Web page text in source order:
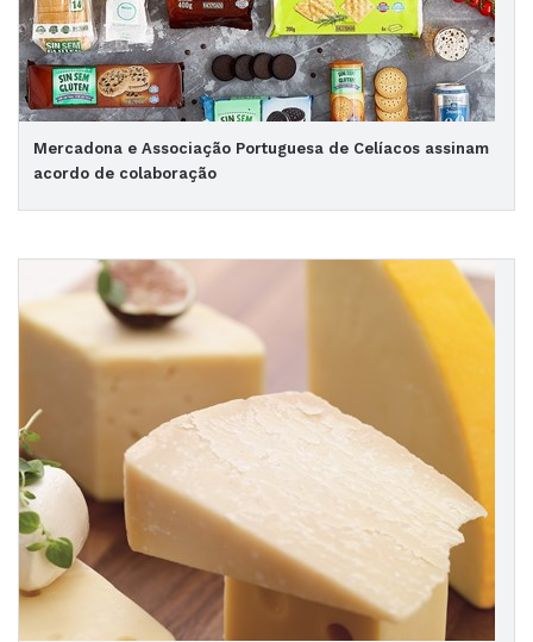
Mercadona e Associação Portuguesa de Celíacos assinam
acordo de colaboração